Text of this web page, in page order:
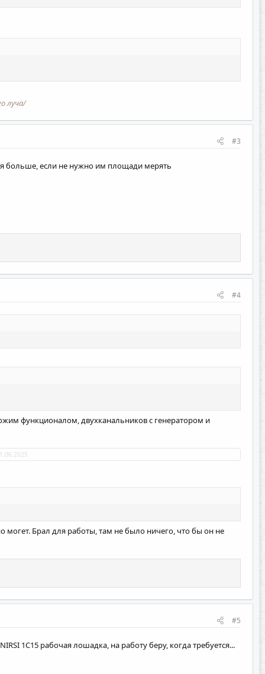
луча/
#3
больше, если не нужно им площади мерять
#4
функционалом, двухканальников с генератором и
могет. Брал для работы, там не было ничего, что бы он не
#5
1C15 рабочая лошадка, на работу беру, когда требуется...